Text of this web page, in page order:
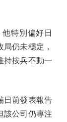
特別偏好日
仍未穩定，
持按兵不動一
前發表報告
該公司仍專注